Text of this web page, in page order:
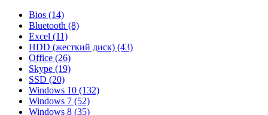
Bios (14)
Bluetooth (8)
Excel (11)
HDD (жесткий диск) (43)
Office (26)
Skype (19)
SSD (20)
Windows 10 (132)
Windows 7 (52)
Windows 8 (35)